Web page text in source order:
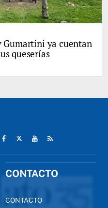
Gumartini ya cuentan
queserías
CONTACTO
CONTACTO